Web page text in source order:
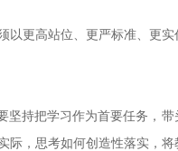
以更高站位、更严标准、更
坚持把学习作为首要任务，
际，思考如何创造性落实，